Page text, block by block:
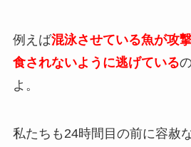
例えば混泳させている魚が攻
食されないように逃げている
よ。
私たちも24時間目の前に容赦